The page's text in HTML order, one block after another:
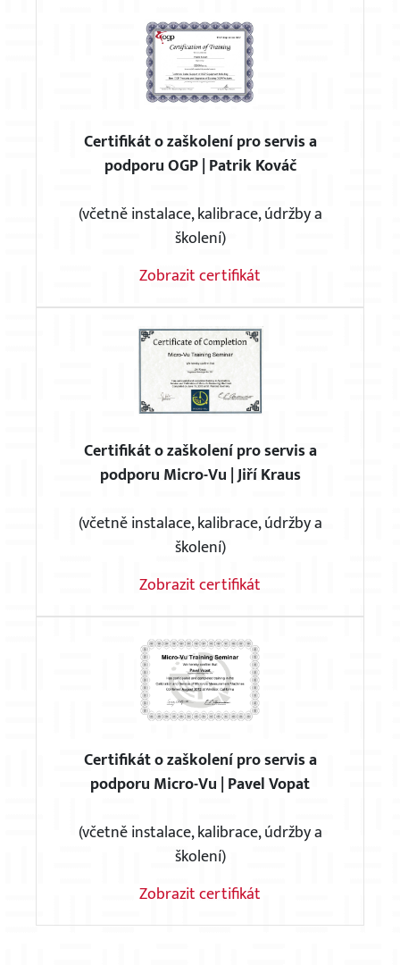
Certifikát o zaškolení pro servis a
podporu OGP | Patrik Kováč
(včetně instalace, kalibrace, údržby a
školení)
Zobrazit certifikát
Certifikát o zaškolení pro servis a
podporu Micro-Vu | Jiří Kraus
(včetně instalace, kalibrace, údržby a
školení)
Zobrazit certifikát
Certifikát o zaškolení pro servis a
podporu Micro-Vu | Pavel Vopat
(včetně instalace, kalibrace, údržby a
školení)
Zobrazit certifikát